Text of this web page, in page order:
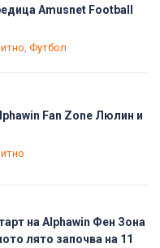
Amusnet Football
Футбол
Fan Zone Люлин и
на Alphawin Фен Зона
лято започва на 11